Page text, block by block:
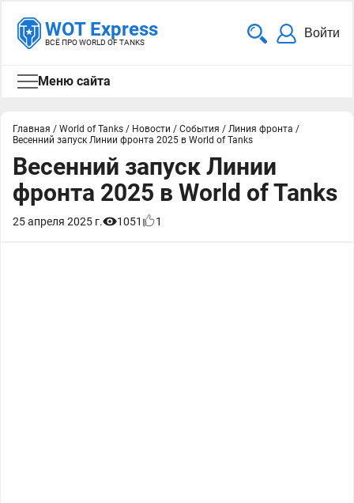
WOT Express
ВСЁ ПРО WORLD OF TANKS
Войти
Меню сайта
Главная / World of Tanks / Новости / События / Линия фронта /
Весенний запуск Линии фронта 2025 в World of Tanks
Весенний запуск Линии
фронта 2025 в World of Tanks
25 апреля 2025 г. 1051 1